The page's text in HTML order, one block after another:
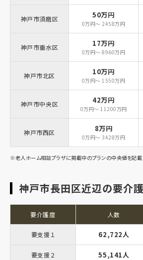
神戸市須磨区 50万円
0万円～ 2458万円
神戸市垂水区 17万円
0万円～ 8960万円
神戸市北区 10万円
0万円～ 1550万円
神戸市中央区 42万円
0万円～ 11200万円
神戸市西区 8万円
0万円～ 3428万円
※老人ホーム相談プラザに掲載中のプランの中央値を記載
神戸市長田区近辺の要介
要介護度 人数
要支援１ 62,722人
要支援２ 55,141人